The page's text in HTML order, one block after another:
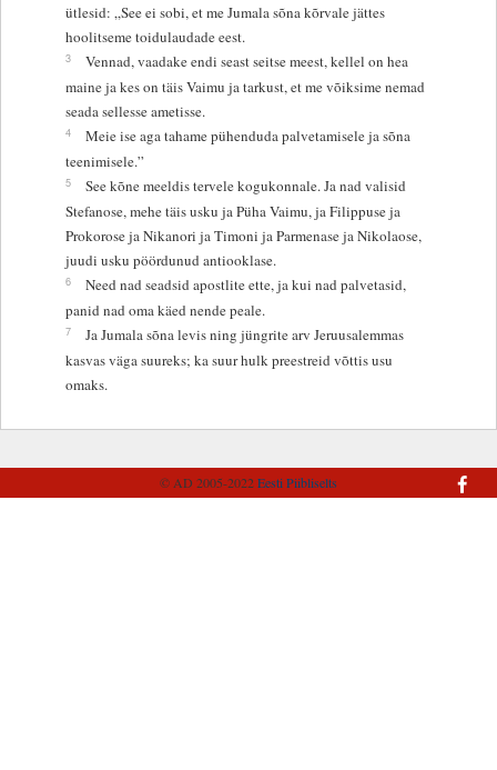
ütlesid: „See ei sobi, et me Jumala sõna kõrvale jättes
hoolitseme toidulaudade eest.
3
Vennad, vaadake endi seast seitse meest, kellel on hea
maine ja kes on täis Vaimu ja tarkust, et me võiksime nemad
seada sellesse ametisse.
4
Meie ise aga tahame pühenduda palvetamisele ja sõna
teenimisele.”
5
See kõne meeldis tervele kogukonnale. Ja nad valisid
Stefanose, mehe täis usku ja Püha Vaimu, ja Filippuse ja
Prokorose ja Nikanori ja Timoni ja Parmenase ja Nikolaose,
juudi usku pöördunud antiooklase.
6
Need nad seadsid apostlite ette, ja kui nad palvetasid,
panid nad oma käed nende peale.
7
Ja Jumala sõna levis ning jüngrite arv Jeruusalemmas
kasvas väga suureks; ka suur hulk preestreid võttis usu
omaks.
© AD 2005-2022Eesti Piibliselts